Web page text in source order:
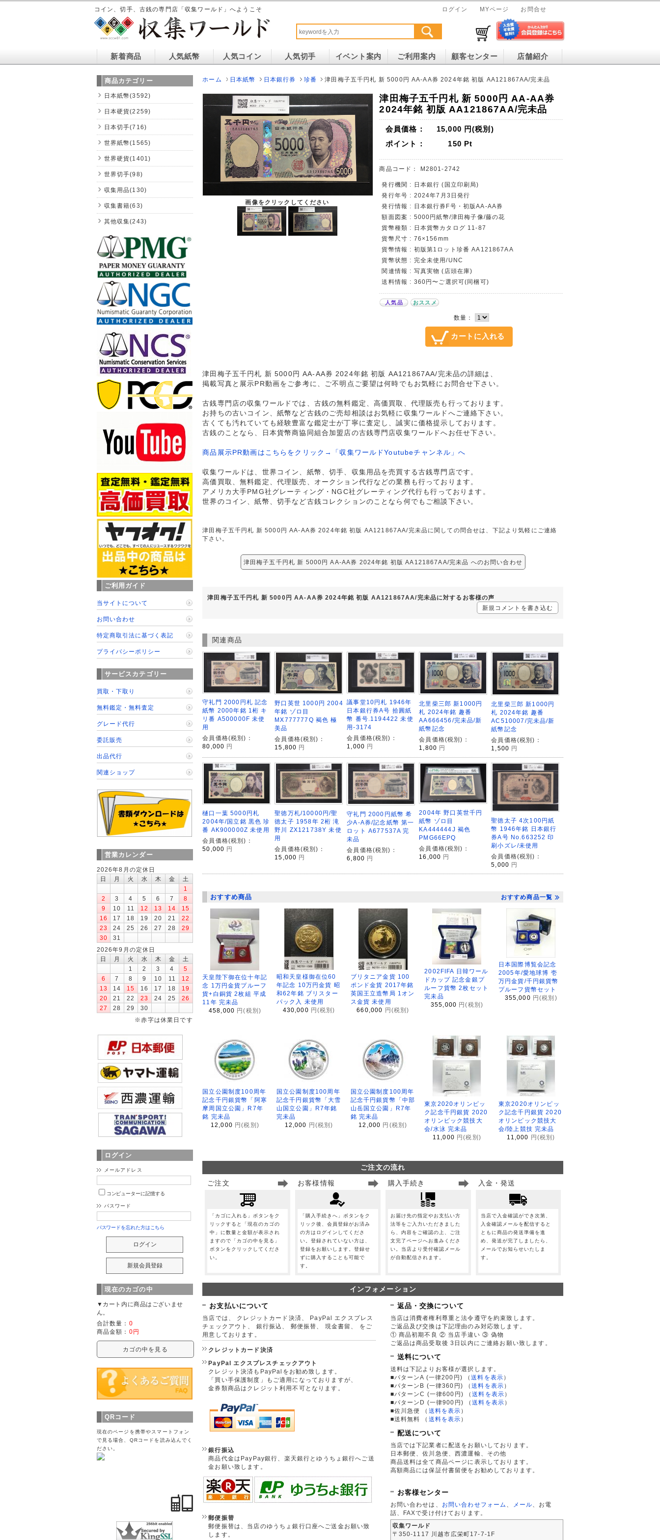
コイン、切手、古銭の専門店「収集ワールド」へようこそ ログイン MYページ お問合せ
新着商品 人気紙幣 人気コイン 人気切手 イベント案内 ご利用案内 顧客センター 店舗紹介
ホーム 日本紙幣 日本銀行券 珍番 津田梅子五千円札 新 5000円 AA-AA券 2024年銘 初版 AA121867AA/完未品
画像をクリックしてください
津田梅子五千円札 新 5000円 AA-AA券
2024年銘 初版 AA121867AA/完未品
会員価格： 15,000 円(税別)
ポイント：
150 Pt
商品コード： M2801-2742
発行機関 : 日本銀行 (国立印刷局)
発行年号 : 2024年7月3日発行
発行情報 : 日本銀行券F号・初版AA-AA券
額面図案 : 5000円紙幣/津田梅子像/藤の花
貨幣種類 : 日本貨幣カタログ 11-87
貨幣尺寸 : 76×156mm
貨幣情報 : 初版第1ロット珍番 AA121867AA
貨幣状態 : 完全未使用/UNC
関連情報 : 写真実物 (店頭在庫)
送料情報 : 360円〜ご選択可(同梱可)
人気品 おススメ
数量：
津田梅子五千円札 新 5000円 AA-AA券 2024年銘 初版 AA121867AA/完未品の詳細は、
掲載写真と展示PR動画をご参考に、ご不明点ご要望は何時でもお気軽にお問合せ下さい。
古銭専門店の収集ワールドでは、古銭の無料鑑定、高価買取、代理販売も行っております。
お持ちの古いコイン、紙幣など古銭のご売却相談はお気軽に収集ワールドへご連絡下さい。
古くても汚れていても経験豊富な鑑定士が丁寧に査定し、誠実に価格提示しております。
古銭のことなら、日本貨幣商協同組合加盟店の古銭専門店収集ワールドへお任せ下さい。
商品展示PR動画はこちらをクリック→「収集ワールドYoutubeチャンネル」へ
収集ワールドは、世界コイン、紙幣、切手、収集用品を売買する古銭専門店です。
高価買取、無料鑑定、代理販売、オークション代行などの業務も行っております。
アメリカ大手PMG社グレーティング・NGC社グレーティング代行も行っております。
世界のコイン、紙幣、切手など古銭コレクションのことなら何でもご相談下さい。
津田梅子五千円札 新 5000円 AA-AA券 2024年銘 初版 AA121867AA/完未品に関しての問合せは、下記より気軽にご連絡
下さい。
津田梅子五千円札 新 5000円 AA-AA券 2024年銘 初版 AA121867AA/完未品 へのお問い合わせ
津田梅子五千円札 新 5000円 AA-AA券 2024年銘 初版 AA121867AA/完未品に対するお客様の声
新規コメントを書き込む
関連商品
守礼門 2000円札 記念
紙幣 2000年銘 1桁 キ
リ番 A500000F 未使
用
会員価格(税別)：
80,000 円
野口英世 1000円 2004
年銘 ゾロ目
MX777777Q 褐色 極
美品
会員価格(税別)：
15,800 円
議事堂10円札 1946年
日本銀行券A号 拾圓紙
幣 番号.1194422 未使
用-3174
会員価格(税別)：
1,000 円
北里柴三郎 新1000円
札 2024年銘 趣番
AA666456/完未品/新
紙幣記念
会員価格(税別)：
1,800 円
北里柴三郎 新1000円
札 2024年銘 趣番
AC510007/完未品/新
紙幣記念
会員価格(税別)：
1,500 円
樋口一葉 5000円札
2004年/国立銘 黒色 珍
番 AK900000Z 未使用
会員価格(税別)：
50,000 円
聖徳万札/10000円/聖
徳太子 1958年 2桁 滝
野川 ZX121738Y 未使
用
会員価格(税別)：
15,000 円
守礼門 2000円紙幣 希
少A-A券/記念紙幣 第一
ロット A677537A 完
未品
会員価格(税別)：
6,800 円
2004年 野口英世千円
紙幣 ゾロ目
KA444444J 褐色
PMG66EPQ
会員価格(税別)：
16,000 円
聖徳太子 4次100円紙
幣 1946年銘 日本銀行
券A号 No.663252 印
刷小ズレ/未使用
会員価格(税別)：
5,000 円
おすすめ商品 おすすめ商品一覧
天皇陛下御在位十年記
念 1万円金貨プルーフ
貨+白銅貨 2枚組 平成
11年 完未品
458,000 円(税別)
昭和天皇様御在位60
年記念 10万円金貨 昭
和62年銘 ブリスター
パック入 未使用
430,000 円(税別)
ブリタニア金貨 100
ポンド金貨 2017年銘
英国王立造幣局 1オン
ス金貨 未使用
660,000
円(税別)
2002FIFA 日韓ワール
ドカップ 記念金銀プ
ルーフ貨幣 2枚セット
完未品
355,000 円(税別)
日本国際博覧会記念
2005年/愛地球博 壱
万円金貨/千円銀貨幣
プルーフ貨幣セット
355,000 円(税別)
国立公園制度100周年
記念千円銀貨幣「阿寒
摩周国立公園」R7年
銘 完未品
12,000 円(税別)
国立公園制度100周年
記念千円銀貨幣「大雪
山国立公園」R7年銘
完未品
12,000 円(税別)
国立公園制度100周年
記念千円銀貨幣「中部
山岳国立公園」R7年
銘 完未品
12,000 円(税別)
東京2020オリンピッ
ク記念千円銀貨 2020
オリンピック競技大
会/水泳 完未品
11,000 円(税別)
東京2020オリンピッ
ク記念千円銀貨 2020
オリンピック競技大
会/陸上競技 完未品
11,000 円(税別)
ご注文の流れ
ご注文
「カゴに入れる」ボタンをク
リックすると「現在のカゴの
中」に数量と金額が表示され
ますので「カゴの中を見る」
ボタンをクリックしてくださ
い。
お客様情報
「購入手続きへ」ボタンをク
リック後、会員登録がお済み
の方はログインしてくださ
い。登録されていない方は、
登録をお願いします。登録せ
ずに購入することも可能で
す。
購入手続き
お届け先の指定やお支払い方
法等をご入力いただきました
ら、内容をご確認の上、ご注
文完了ページへお進みくださ
い。当店より受付確認メール
が自動配信されます。
入金・発送
当店で入金確認ができ次第、
入金確認メールを配信すると
ともに商品の発送準備を進
め、発送が完了しましたら、
メールでお知らせいたしま
す。
インフォメーション
お支払いについて
当店では、 クレジットカード決済、 PayPal エクスプレス
チェックアウト、 銀行振込、 郵便振替、 現金書留、 をご
用意しております。
クレジットカード決済
PayPal エクスプレスチェックアウト
クレジット決済もPayPalをお勧め致します。
「買い手保護制度」もご適用になっておりますが、
金券類商品はクレジット利用不可となります。
銀行振込
商品代金はPayPay銀行、楽天銀行とゆうちょ銀行へご送
金お願い致します。
郵便振替
郵便振替は、当店のゆうちょ銀行口座へご送金お願い致
します。
返品・交換について
当店は消費者権利尊重と法令遵守を約束致します。
ご返品及び交換は下記理由のみ対応致します。
① 商品初期不良 ② 当店手違い ③ 偽物
ご返品は商品受取後 3日以内にご連絡お願い致します。
送料について
送料は下記よりお客様が選択します。
■パターンA (一律200円)
（送料を表示 ）
■パターンB (一律360円)
（送料を表示 ）
■パターンC (一律600円)
（送料を表示 ）
■パターンD (一律900円)
（送料を表示 ）
■佐川急便
（ 送料を表示 ）
■送料無料
（ 送料を表示 ）
配送について
当店では下記業者に配送をお願いしております。
日本郵便、佐川急便、西濃運輸、その他
商品送料は全て商品ページに表示しております。
高額商品には保証付書留便をお勧めしております。
お客様センター
お問い合わせは、 お問い合わせフォーム メール 、お電
話、FAXで受け付けております。
収集ワールド
〒350-1117 川越市広栄町17-7-1F
商品カテゴリー
日本紙幣(3592)
日本硬貨(2259)
日本切手(716)
世界紙幣(1565)
世界硬貨(1401)
世界切手(98)
収集用品(130)
収集書籍(63)
其他収集(243)
ご利用ガイド
当サイトについて
お問い合わせ
特定商取引法に基づく表記
プライバシーポリシー
サービスカテゴリー
買取・下取り
無料鑑定・無料査定
グレード代行
委託販売
出品代行
関連ショップ
営業カレンダー
2026年8月の定休日
日
月 火 水 木 金
土
1
2
3 4 5 6 7
8
9
10 11 12 13 14
15
16
17 18 19 20 21
22
23
24 25 26 27 28
29
30
31
2026年9月の定休日
日
月 火 水 木 金
土
1
2 3 4
5
6
7 8 9 10 11
12
13
14 15 16 17 18
19
20
21 22 23 24 25
26
27
28 29
30
※赤字は休業日です
ログイン
メールアドレス
コンピューターに記憶する
パスワード
パスワードを忘れた方はこちら
現在のカゴの中
▼カート内に商品はございませ
ん。
合計数量： 0
商品金額： 0円
カゴの中を見る
QRコード
現在のページを携帯やスマートフォン
で見る場合、QRコードを読み込んでく
ださい。